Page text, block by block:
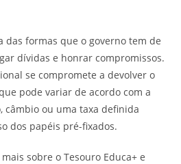
das formas que o governo tem de
dívidas e honrar compromissos.
se compromete a devolver o
pode variar de acordo com a
câmbio ou uma taxa definida
dos papéis pré-fixados.
sobre o Tesouro Educa+ e